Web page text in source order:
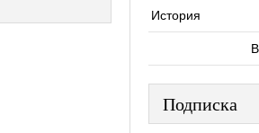
История
Подписка